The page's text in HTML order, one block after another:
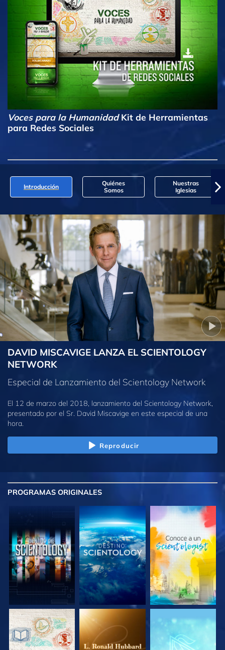
Voces para la HumanidadKit de Herramientas
para Redes Sociales
Introducción
Quiénes
Somos
Nuestras
Iglesias
DAVID MISCAVIGE LANZA EL SCIENTOLOGY
NETWORK
Especial de Lanzamiento del Scientology Network
El 12 de marzo del 2018, lanzamiento del Scientology Network,
presentado por el Sr. David Miscavige en este especial de una
hora.
Reproducir
PROGRAMAS ORIGINALES
EXPLORA LAS
EXPLORA LAS
EXPLORA LAS